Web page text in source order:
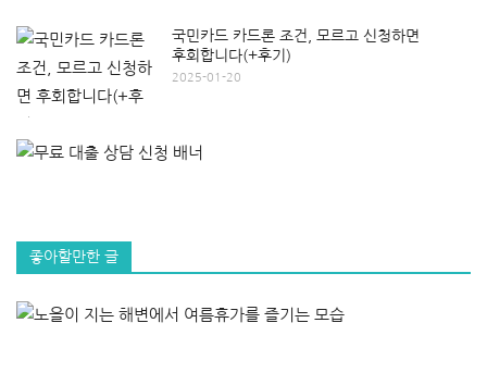
국민카드 카드론 조건, 모르고 신청하면
후회합니다(+후기)
2025-01-20
좋아할만한 글